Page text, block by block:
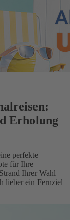
Erholung
perfekte
für Ihre
Ihrer Wahl
lieber ein Fernziel